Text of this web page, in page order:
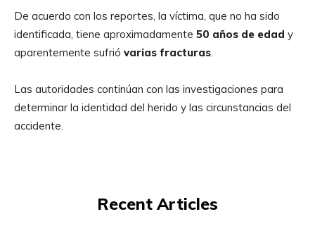
De acuerdo con los reportes, la víctima, que no ha sido
identificada, tiene aproximadamente 50 años de edad y
aparentemente sufrió varias fracturas.
Las autoridades continúan con las investigaciones para
determinar la identidad del herido y las circunstancias del
accidente.
Recent Articles